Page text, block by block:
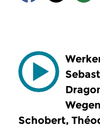
Schobert,